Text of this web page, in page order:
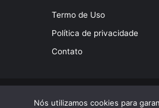
Termo de Uso
Política de privacidade
Contato
© Copyright 2026, Todos
Nós utilizamos cookies para